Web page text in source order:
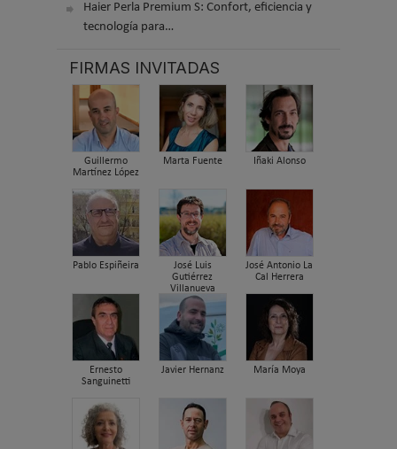
Haier Perla Premium S: Confort, eficiencia y
tecnología para…
FIRMAS INVITADAS
Guillermo
Martínez López
Marta Fuente Iñaki Alonso
Pablo Espiñeira
José Luis
Gutiérrez
Villanueva
José Antonio La
Cal Herrera
Ernesto
Sanguinetti
Javier Hernanz María Moya